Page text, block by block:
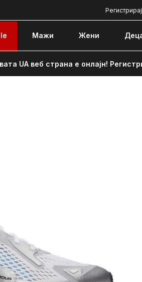
Мажи Жени
UA веб страна е онлајн!